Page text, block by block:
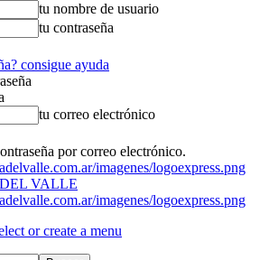
tu nombre de usuario
tu contraseña
consigue ayuda
tu correo electrónico
por correo electrónico.
VALLE
or create a menu